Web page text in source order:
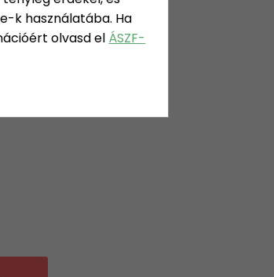
k használatába. Ha
olvasd el ÁSZF-